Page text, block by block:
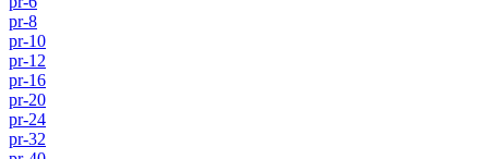
pr-8
pr-10
pr-12
pr-16
pr-20
pr-24
pr-32